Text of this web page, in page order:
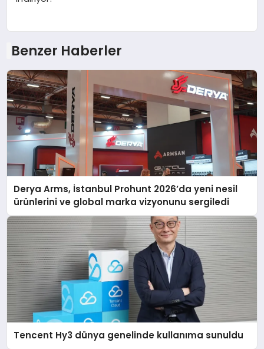
Benzer Haberler
Derya Arms, İstanbul Prohunt 2026’da yeni nesil
ürünlerini ve global marka vizyonunu sergiledi
Tencent Hy3 dünya genelinde kullanıma sunuldu